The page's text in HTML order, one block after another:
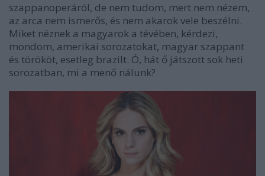
szappanoperáról, de nem tudom, mert nem nézem,
az arca nem ismerős, és nem akarok vele beszélni.
Miket néznek a magyarok a tévében, kérdezi,
mondom, amerikai sorozatokat, magyar szappant
és törököt, esetleg brazilt. Ó, hát ő játszott sok heti
sorozatban, mi a menő nálunk?